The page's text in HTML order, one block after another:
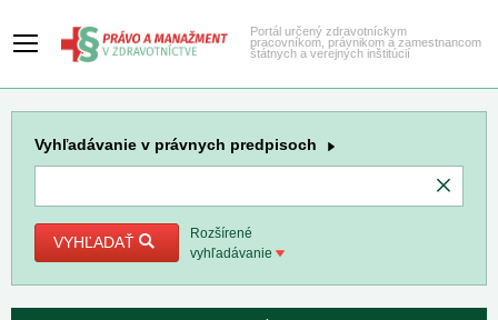
Portál určený zdravotníckym
pracovníkom, právnikom a zamestnancom
štátnych a verejných inštitúcií
Vyhľadávanie v právnych predpisoch
VYHĽADAŤ
Rozšírené
vyhľadávanie